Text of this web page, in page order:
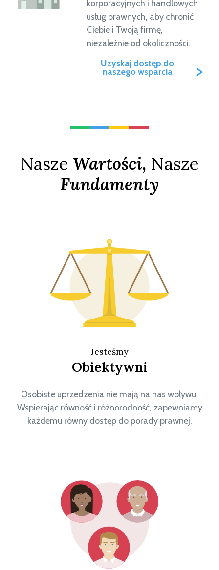
korporacyjnych i handlowych
usług prawnych, aby chronić
Ciebie i Twoją firmę,
niezależnie od okoliczności.
Uzyskaj dostęp do
naszego wsparcia
Nasze Wartości, Nasze
Fundamenty
Jesteśmy
Obiektywni
Osobiste uprzedzenia nie mają na nas wpływu.
Wspierając równość i różnorodność, zapewniamy
każdemu równy dostęp do porady prawnej.